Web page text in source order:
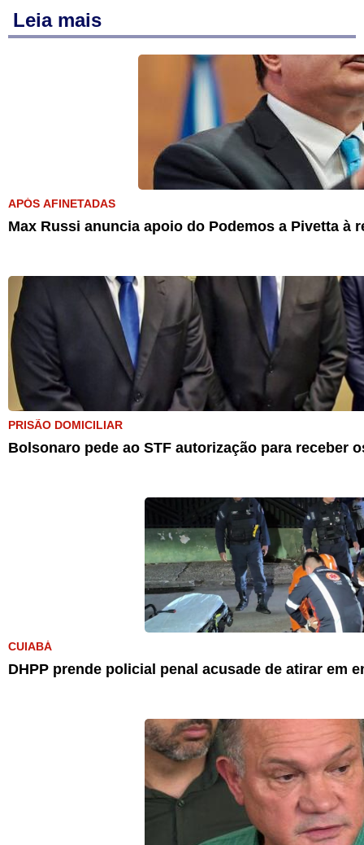
Leia mais
APÓS AFINETADAS
Max Russi anuncia apoio do Podemos a Pivetta à
PRISÃO DOMICILIAR
Bolsonaro pede ao STF autorização para receber
CUIABÁ
DHPP prende policial penal acusade de atirar em